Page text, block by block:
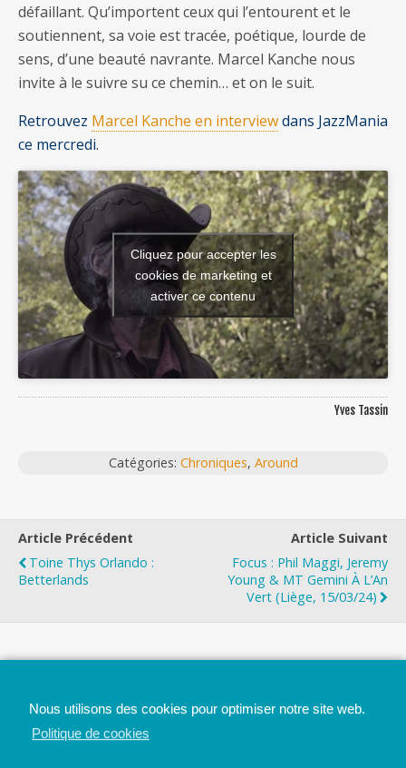
défaillant. Qu’importent ceux qui l’entourent et le
soutiennent, sa voie est tracée, poétique, lourde de
sens, d’une beauté navrante. Marcel Kanche nous
invite à le suivre su ce chemin… et on le suit.
Retrouvez Marcel Kanche en interviewdans JazzMania
ce mercredi.
Cliquez pour accepter les
cookies de marketing et
activer ce contenu
Yves Tassin
Catégories: Chroniques, Around
Article Précédent
Toine Thys Orlando :
Betterlands
Article Suivant
Focus : Phil Maggi, Jeremy
Young & MT Gemini À L’An
Vert (Liège, 15/03/24)
Nous utilisons des cookies pour optimiser notre site web.
Politique de cookies